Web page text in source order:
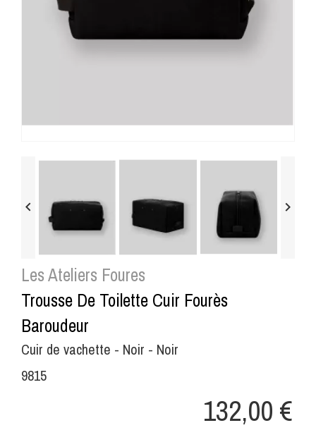
 
Les Ateliers Foures
Trousse De Toilette Cuir Fourès
Baroudeur
Cuir de vachette - Noir - Noir
9815
132,00 €